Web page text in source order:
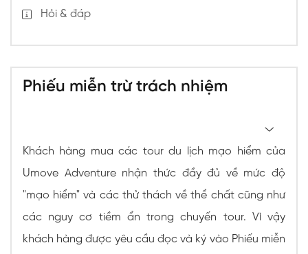
Hỏi & đáp
Phiếu miễn trừ trách nhiệm
Khách hàng mua các tour du lịch mạo hiểm của
Umove Adventure nhận thức đầy đủ về mức độ
"mạo hiểm" và các thử thách về thể chất cũng như
các nguy cơ tiềm ẩn trong chuyến tour. Vì vậy
khách hàng được yêu cầu đọc và ký vào Phiếu miễn